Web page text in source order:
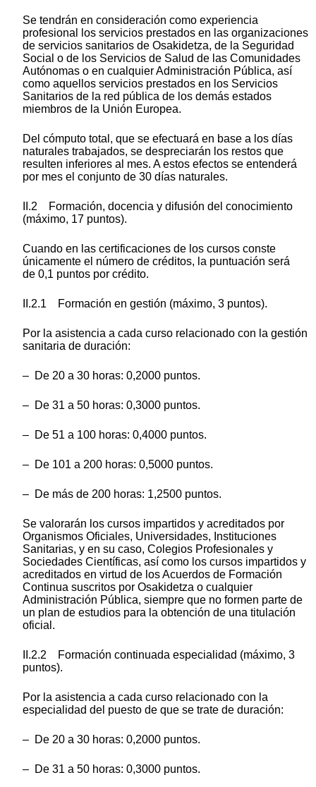
Se tendrán en consideración como experiencia
profesional los servicios prestados en las organizaciones
de servicios sanitarios de Osakidetza, de la Seguridad
Social o de los Servicios de Salud de las Comunidades
Autónomas o en cualquier Administración Pública, así
como aquellos servicios prestados en los Servicios
Sanitarios de la red pública de los demás estados
miembros de la Unión Europea.
Del cómputo total, que se efectuará en base a los días
naturales trabajados, se despreciarán los restos que
resulten inferiores al mes. A estos efectos se entenderá
por mes el conjunto de 30 días naturales.
II.2 Formación, docencia y difusión del conocimiento
(máximo, 17 puntos).
Cuando en las certificaciones de los cursos conste
únicamente el número de créditos, la puntuación será
de 0,1 puntos por crédito.
II.2.1 Formación en gestión (máximo, 3 puntos).
Por la asistencia a cada curso relacionado con la gestión
sanitaria de duración:
– De 20 a 30 horas: 0,2000 puntos.
– De 31 a 50 horas: 0,3000 puntos.
– De 51 a 100 horas: 0,4000 puntos.
– De 101 a 200 horas: 0,5000 puntos.
– De más de 200 horas: 1,2500 puntos.
Se valorarán los cursos impartidos y acreditados por
Organismos Oficiales, Universidades, Instituciones
Sanitarias, y en su caso, Colegios Profesionales y
Sociedades Científicas, así como los cursos impartidos y
acreditados en virtud de los Acuerdos de Formación
Continua suscritos por Osakidetza o cualquier
Administración Pública, siempre que no formen parte de
un plan de estudios para la obtención de una titulación
oficial.
II.2.2 Formación continuada especialidad (máximo, 3
puntos).
Por la asistencia a cada curso relacionado con la
especialidad del puesto de que se trate de duración:
– De 20 a 30 horas: 0,2000 puntos.
– De 31 a 50 horas: 0,3000 puntos.